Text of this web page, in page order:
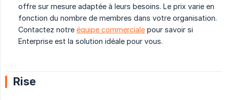
offre sur mesure adaptée à leurs besoins. Le prix varie en
fonction du nombre de membres dans votre organisation.
Contactez notre équipe commerciale pour savoir si
Enterprise est la solution idéale pour vous.
Rise